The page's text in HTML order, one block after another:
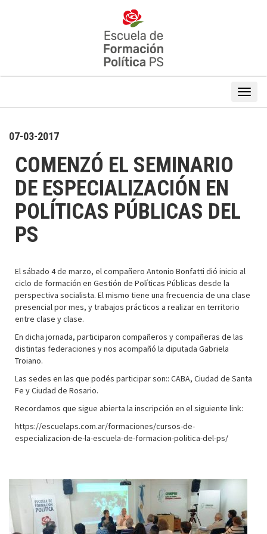
07-03-2017
COMENZÓ EL SEMINARIO
DE ESPECIALIZACIÓN EN
POLÍTICAS PÚBLICAS DEL
PS
El sábado 4 de marzo, el compañero Antonio Bonfatti dió inicio al
ciclo de formación en Gestión de Políticas Públicas desde la
perspectiva socialista. El mismo tiene una frecuencia de una clase
presencial por mes, y trabajos prácticos a realizar en territorio
entre clase y clase.
En dicha jornada, participaron compañeros y compañeras de las
distintas federaciones y nos acompañó la diputada Gabriela
Troiano.
Las sedes en las que podés participar son:: CABA, Ciudad de Santa
Fe y Ciudad de Rosario.
Recordamos que sigue abierta la inscripción en el siguiente link:
https://escuelaps.com.ar/formaciones/cursos-de-
especializacion-de-la-escuela-de-formacion-politica-del-ps/